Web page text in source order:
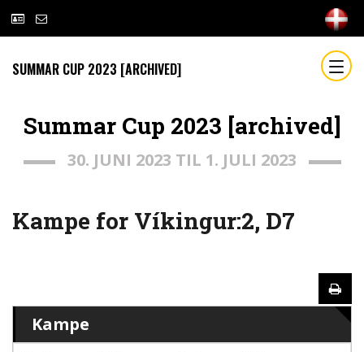
SUMMAR CUP 2023 [ARCHIVED]
Summar Cup 2023 [archived]
30. JUNI 2023 TIL 1. JULI 2023
Kampe for Víkingur:2, D7
Kampe